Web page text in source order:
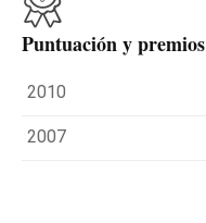
Puntuación y premios
2010
2007